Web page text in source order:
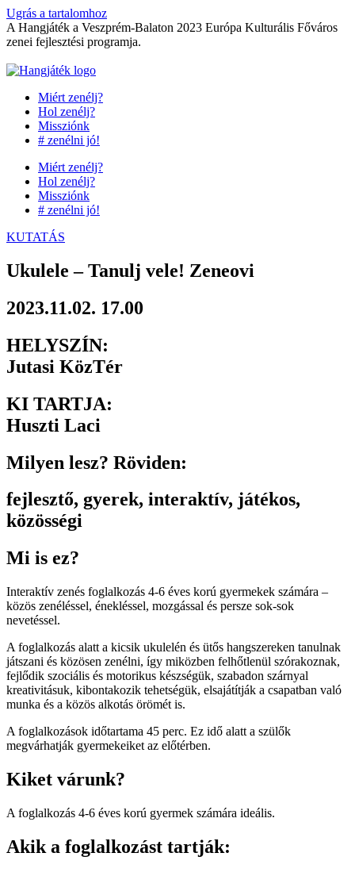
Ugrás a tartalomhoz
A Hangjáték a Veszprém-Balaton 2023 Európa Kulturális Főváros
zenei fejlesztési programja.
Miért zenélj?
Hol zenélj?
Missziónk
# zenélni jó!
Miért zenélj?
Hol zenélj?
Missziónk
# zenélni jó!
KUTATÁS
Ukulele – Tanulj vele! Zeneovi
2023.11.02. 17.00
HELYSZÍN:
Jutasi KözTér
KI TARTJA:
Huszti Laci
Milyen lesz? Röviden:
fejlesztő, gyerek, interaktív, játékos,
közösségi
Mi is ez?
Interaktív zenés foglalkozás 4-6 éves korú gyermekek számára –
közös zenéléssel, énekléssel, mozgással és persze sok-sok
nevetéssel.
A foglalkozás alatt a kicsik ukulelén és ütős hangszereken tanulnak
játszani és közösen zenélni, így miközben felhőtlenül szórakoznak,
fejlődik szociális és motorikus készségük, szabadon szárnyal
kreativitásuk, kibontakozik tehetségük, elsajátítják a csapatban való
munka és a közös alkotás örömét is.
A foglalkozások időtartama 45 perc. Ez idő alatt a szülők
megvárhatják gyermekeiket az előtérben.
Kiket várunk?
A foglalkozás 4-6 éves korú gyermek számára ideális.
Akik a foglalkozást tartják: